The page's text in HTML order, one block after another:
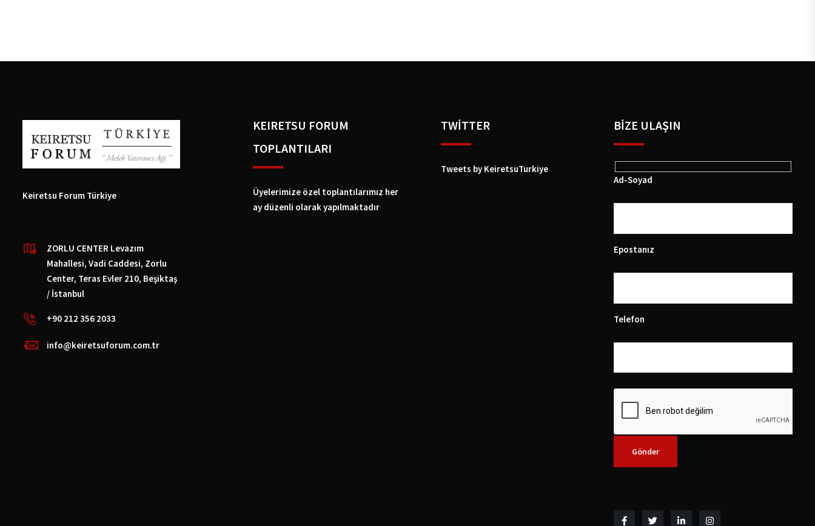
Keiretsu Forum Türkiye
ZORLU CENTER Levazım
Mahallesi, Vadi Caddesi, Zorlu
Center, Teras Evler 210, Beşiktaş
/ İstanbul
+90 212 356 2033
info@keiretsuforum.com.tr
KEIRETSU FORUM
TOPLANTILARI
Üyelerimize özel toplantılarımız her
ay düzenli olarak yapılmaktadır
TWİTTER
Tweets by KeiretsuTurkiye
BIZE ULAŞIN
Ad-Soyad
Epostanız
Telefon